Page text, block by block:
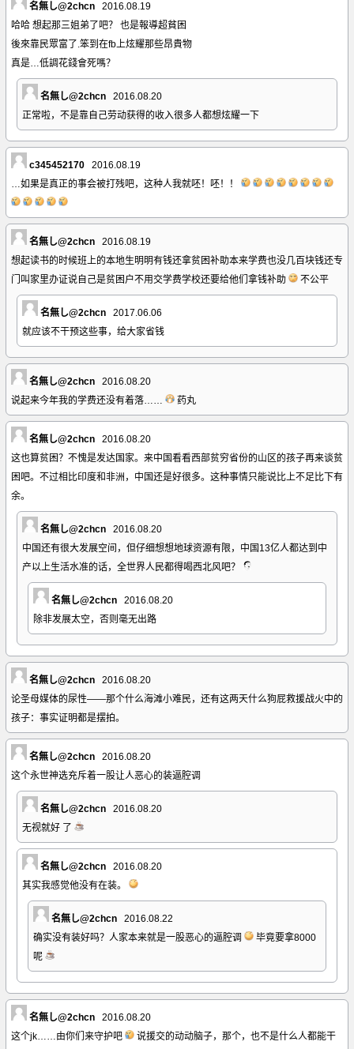
名無し@2chcn
2016.08.19
哈哈 想起那三姐弟了吧？ 也是報導超貧困
後來靠民眾富了.笨到在fb上炫耀那些昂貴物
真是…低調花錢會死嗎？
名無し@2chcn
2016.08.20
正常啦，不是靠自己劳动获得的收入很多人都想炫耀一下
c345452170
2016.08.19
…如果是真正的事会被打残吧，这种人我就呸！呸！！
名無し@2chcn
2016.08.19
想起读书的时候班上的本地生明明有钱还拿贫困补助本来学费也没几百块钱还专
门叫家里办证说自己是贫困户不用交学费学校还要给他们拿钱补助
不公平
名無し@2chcn
2017.06.06
就应该不干预这些事，给大家省钱
名無し@2chcn
2016.08.20
说起来今年我的学费还没有着落……
药丸
名無し@2chcn
2016.08.20
这也算贫困？不愧是发达国家。来中国看看西部贫穷省份的山区的孩子再来谈贫
困吧。不过相比印度和非洲，中国还是好很多。这种事情只能说比上不足比下有
余。
名無し@2chcn
2016.08.20
中国还有很大发展空间，但仔细想想地球资源有限，中国13亿人都达到中
产以上生活水准的话，全世界人民都得喝西北风吧？
名無し@2chcn
2016.08.20
除非发展太空，否则毫无出路
名無し@2chcn
2016.08.20
论圣母媒体的尿性――那个什么海滩小难民，还有这两天什么狗屁救援战火中的
孩子：事实证明都是摆拍。
名無し@2chcn
2016.08.20
这个永世神选充斥着一股让人恶心的装逼腔调
名無し@2chcn
2016.08.20
无视就好 了
名無し@2chcn
2016.08.20
其实我感觉他没有在装。
名無し@2chcn
2016.08.22
确实没有装好吗？人家本来就是一股恶心的逼腔调
毕竟要拿8000
呢
名無し@2chcn
2016.08.20
这个jk……由你们来守护吧
说援交的动动脑子，那个，也不是什么人都能干